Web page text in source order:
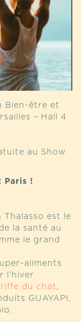
Bien-être et
– Hall 4
au Show
Paris !
Thalasso est le
la santé au
le grand
aliments
l’hiver
du chat ,
GUAYAPI,